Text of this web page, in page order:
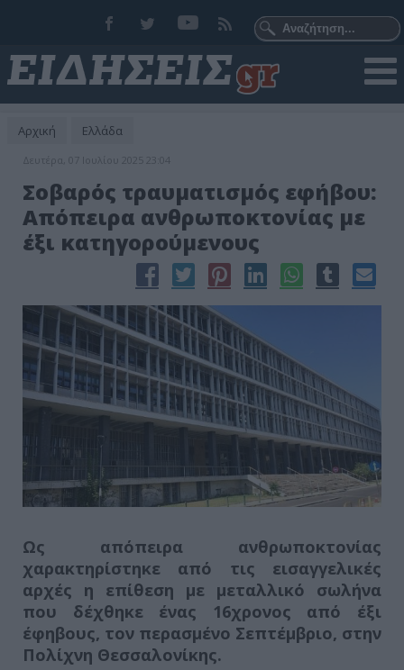
Αρχική Ελλάδα
Δευτέρα, 07 Ιουλίου 2025 23:04
Σοβαρός τραυματισμός εφήβου:
Απόπειρα ανθρωποκτονίας με
έξι κατηγορούμενους
Ως απόπειρα ανθρωποκτονίας
χαρακτηρίστηκε από τις εισαγγελικές
αρχές η επίθεση με μεταλλικό σωλήνα
που δέχθηκε ένας 16χρονος από έξι
έφηβους, τον περασμένο Σεπτέμβριο, στην
Πολίχνη Θεσσαλονίκης.